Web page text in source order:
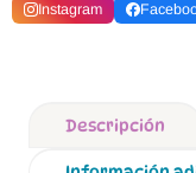
Instagram
Descripción